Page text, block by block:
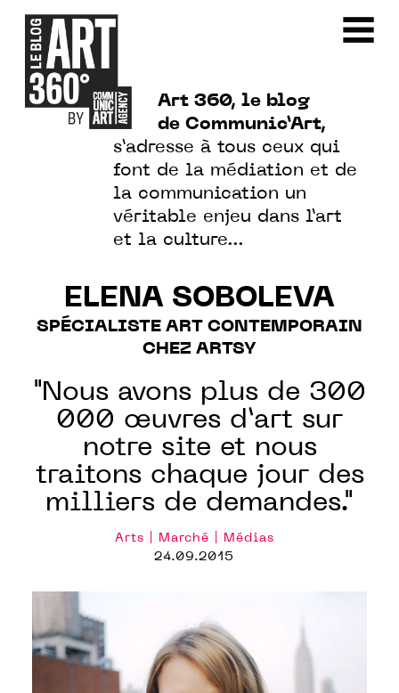
Art 360, le blog
de Communic’Art,
s’adresse à tous ceux qui
font de la médiation et de
la communication un
véritable enjeu dans l’art
et la culture…
ELENA SOBOLEVA
SPÉCIALISTE ART CONTEMPORAIN
CHEZ ARTSY
"Nous avons plus de 300
000 œuvres d’art sur
notre site et nous
traitons chaque jour des
milliers de demandes."
Arts | Marché | Médias
24.09.2015